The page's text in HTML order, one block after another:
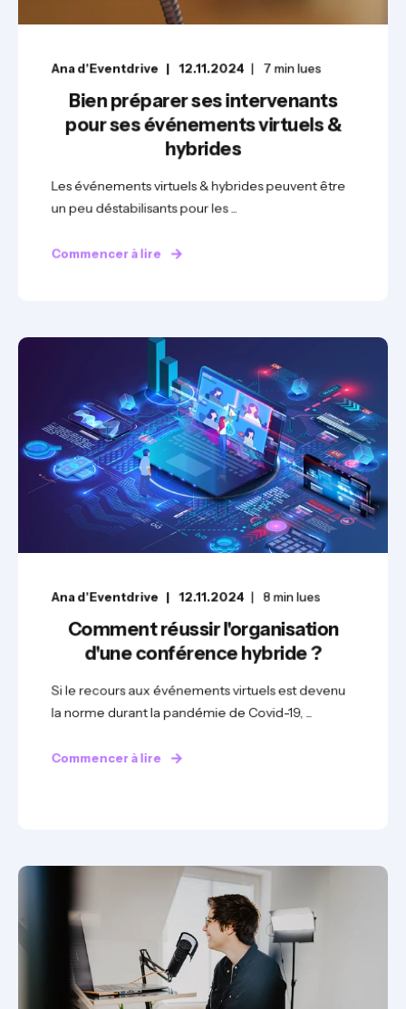
Ana d'Eventdrive 12.11.2024 7 min lues
Bien préparer ses intervenants
pour ses événements virtuels &
hybrides
Les événements virtuels & hybrides peuvent être
un peu déstabilisants pour les ...
Commencer à lire
Ana d'Eventdrive 12.11.2024 8min lues
Comment réussir l'organisation
d'une conférence hybride ?
Si le recours aux événements virtuels est devenu
la norme durant la pandémie de Covid-19, ...
Commencer à lire